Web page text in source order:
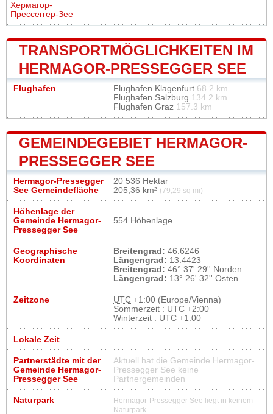
Хермагор-
Прессеггер-Зее
TRANSPORTMÖGLICHKEITEN IM
HERMAGOR-PRESSEGGER SEE
Flughafen Flughafen Klagenfurt 68.2 km
Flughafen Salzburg 134.2 km
Flughafen Graz 157.3 km
GEMEINDEGEBIET HERMAGOR-
PRESSEGGER SEE
Hermagor-Pressegger
See Gemeindefläche
20 536 Hektar
205,36 km² (79,29 sq mi)
Höhenlage der
Gemeinde Hermagor-
Pressegger See
554 Höhenlage
Geographische
Koordinaten
Breitengrad: 46.6246
Längengrad: 13.4423
Breitengrad: 46° 37' 29'' Norden
Längengrad: 13° 26' 32'' Osten
Zeitzone UTC +1:00 (Europe/Vienna)
Sommerzeit : UTC +2:00
Winterzeit : UTC +1:00
Lokale Zeit
Partnerstädte mit der
Gemeinde Hermagor-
Pressegger See
Aktuell hat die Gemeinde Hermagor-
Pressegger See keine
Partnergemeinden
Naturpark
Hermagor-Pressegger See liegt in keinem
Naturpark